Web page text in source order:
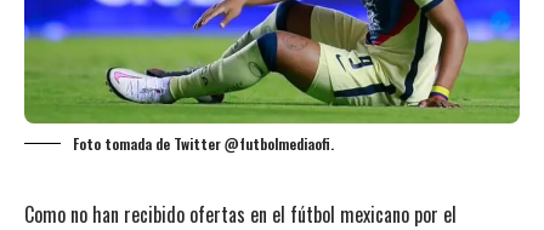
Foto tomada de Twitter @futbolmediaofi.
Como no han recibido ofertas en el fútbol mexicano por el